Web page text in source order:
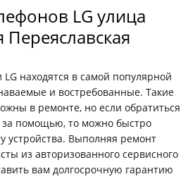
LG улица
находятся в самой популярной
и востребованные. Такие
в ремонте, но если обратиться
за помощью, то можно быстро
устройства. Выполняя ремонт
из авторизованного сервисного
вам долгосрочную гарантию